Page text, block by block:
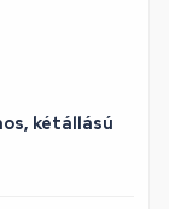
kétállású